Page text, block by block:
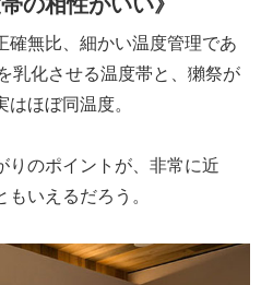
無比、細かい温度管理であ
乳化させる温度帯と、獺祭が
ほぼ同温度。
りのポイントが、非常に近
いえるだろう。